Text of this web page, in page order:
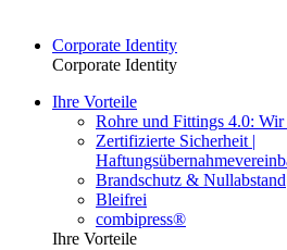
Corporate Identity
Corporate Identity
Ihre Vorteile
Rohre und Fittings 4.0: Wir
Zertifizierte Sicherheit |
Brandschutz & Nullabstand
Bleifrei
combipress®
Ihre Vorteile